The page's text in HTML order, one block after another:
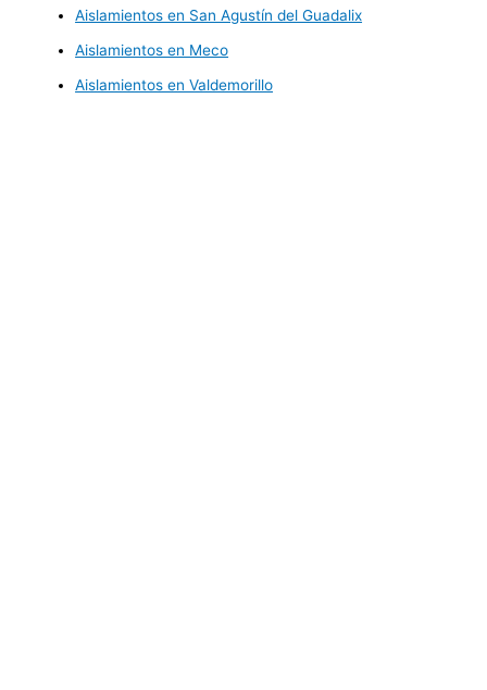
Aislamientos en San Agustín del Guadalix
Aislamientos en Meco
Aislamientos en Valdemorillo